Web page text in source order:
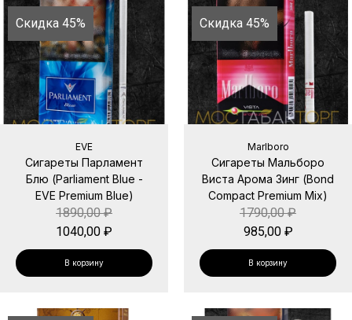
Скидка 45%
EVE
Сигареты Парламент
Блю (Parliament Blue -
EVE Premium Blue)
1890,00₽
1040,00 ₽
В корзину
Скидка 45%
Marlboro
Сигареты Мальборо
Виста Арома Зинг (Bond
Compact Premium Mix)
1790,00₽
985,00 ₽
В корзину